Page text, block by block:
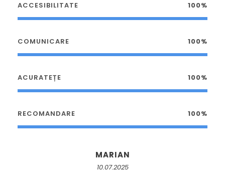
ACCESIBILITATE 100%
COMUNICARE 100%
ACURATEȚE 100%
RECOMANDARE 100%
MARIAN
10.07.2025